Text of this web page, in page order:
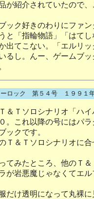
が紹介されていたので
ック好きのわりにファ
と「指輪物語」「はて
出てこない。「エルリ
るし。んー、ゲームブ
ーロック 第５４号 １９９１
＆Ｔソロシナリオ「ハ
。これ以降の号にはパ
ックです。
Ｔ＆Ｔソロシナリオに
てみたところ、他のＴ
が岩悪魔じゃなくてエ
だけ透明になって丸裸